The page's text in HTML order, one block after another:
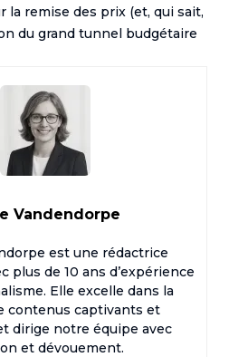
la remise des prix (et, qui sait,
du grand tunnel budgétaire
Vandendorpe
est une rédactrice
plus de 10 ans d’expérience
Elle excelle dans la
contenus captivants et
dirige notre équipe avec
et dévouement.